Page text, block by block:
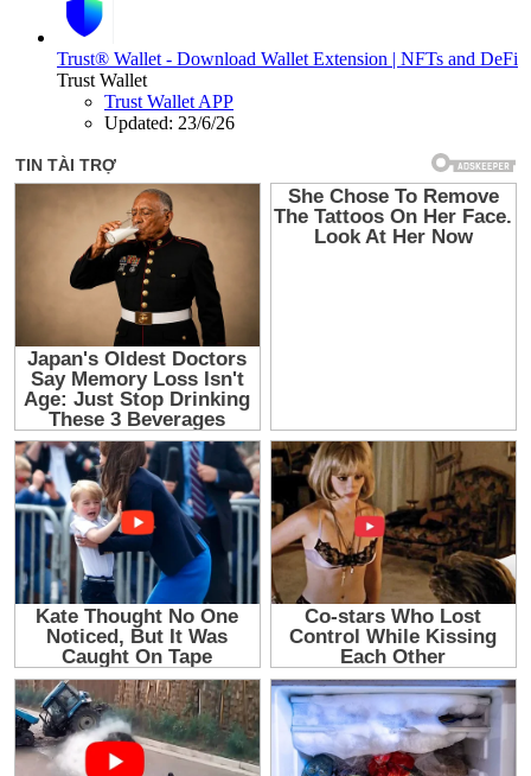
Trust® Wallet - Download Wallet Extension | NFTs and DeFi
Trust Wallet
Trust Wallet APP
Updated: 23/6/26